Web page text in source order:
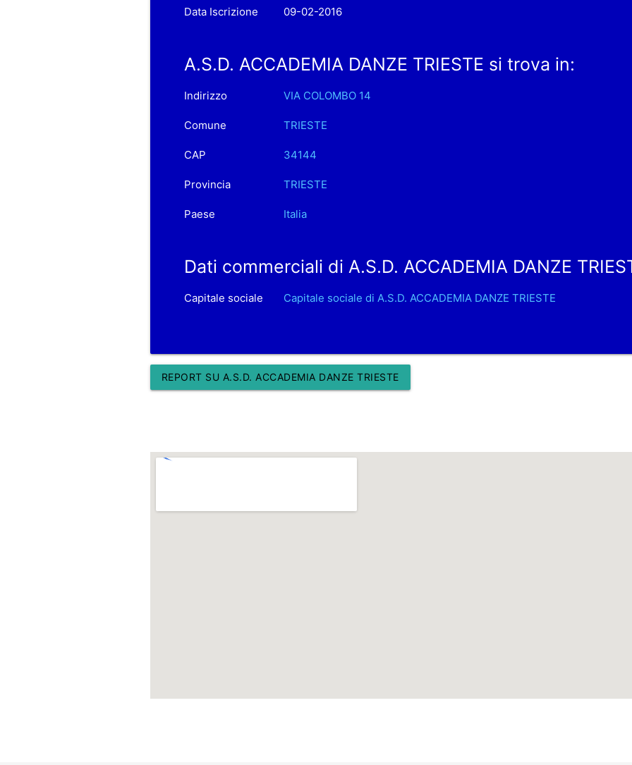
Data Iscrizione 09-02-2016
A.S.D. ACCADEMIA DANZE TRIESTE si trova in:
Indirizzo VIA COLOMBO 14
Comune TRIESTE
CAP 34144
Provincia TRIESTE
Paese Italia
Dati commerciali di A.S.D. ACCADEMIA DANZE
Capitale sociale Capitale sociale di A.S.D. ACCADEMIA DANZE TRIESTE
REPORT SU A.S.D. ACCADEMIA DANZE TRIESTE